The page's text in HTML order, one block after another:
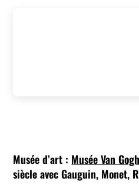
Musée d’art : Musée Van Gogh
siècle avec Gauguin, Monet,